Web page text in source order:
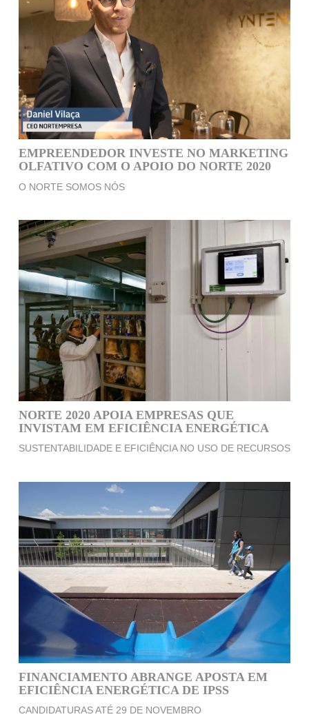
EMPREENDEDOR INVESTE NO MARKETING
OLFATIVO COM O APOIO DO NORTE 2020
O NORTE SOMOS NÓS
NORTE 2020 APOIA EMPRESAS QUE
INVISTAM EM EFICIÊNCIA ENERGÉTICA
SUSTENTABILIDADE E EFICIÊNCIA NO USO DE RECURSOS
FINANCIAMENTO ABRANGE APOSTA EM
EFICIÊNCIA ENERGÉTICA DE IPSS
CANDIDATURAS ATÉ 29 DE NOVEMBRO